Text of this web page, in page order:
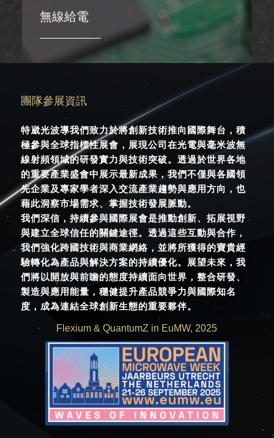
無線給電
團隊參展資訊
特崴光波導我們致力於將創新技術推向國際舞台，積
極參與全球指標性展會，展現公司在光電與毫米波無
線射頻領域的研發實力與技術突破。透過於世界各地
的重要產業盛會中展示最新成果，我們不僅與各國領
先企業及專家學者深入交流產業趨勢與應用方向，也
藉此洞察市場需求、掌握技術發展脈動。
我們深信，持續參與國際展會是推動創新、拓展視野
與建立全球信任的關鍵途徑。透過這些互動與合作，
我們強化跨國技術與商業網絡，並將所獲得的寶貴經
驗轉化為產品與解決方案的持續優化。展望未來，我
們將以開放與前瞻的態度持續面向世界，整合研發、
製造與應用能量，穩健提升產品競爭力與國際知名
度，成為連結全球創新生態的重要夥伴。
Flexium& QuantumZ in EuMW, 2025